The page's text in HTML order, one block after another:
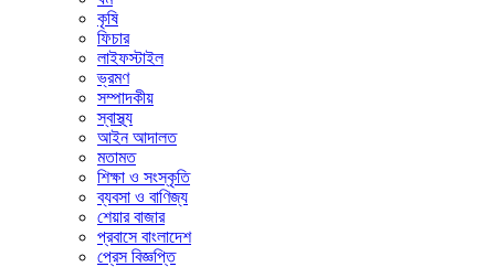
কৃষি
ফিচার
লাইফস্টাইল
ভ্রমণ
সম্পাদকীয়
স্বাস্থ্য
আইন আদালত
মতামত
শিক্ষা ও সংস্কৃতি
ব্যবসা ও বাণিজ্য
শেয়ার বাজার
প্রবাসে বাংলাদেশ
প্রেস বিজ্ঞপ্তি